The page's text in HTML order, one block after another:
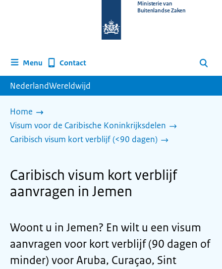
homepage
Ministerie van
Buitenlandse Zaken
Menu Contact Zoeken
NederlandWereldwijd
Home
Visum voor de Caribische Koninkrijksdelen
Caribisch visum kort verblijf (<90 dagen)
Caribisch visum kort verblijf
aanvragen in Jemen
Woont u in Jemen? En wilt u een visum
aanvragen voor kort verblijf (90 dagen of
minder) voor Aruba, Curaçao, Sint